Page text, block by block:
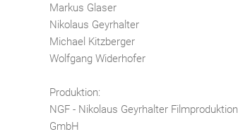
Markus Glaser
Nikolaus Geyrhalter
Michael Kitzberger
Wolfgang Widerhofer
Produktion:
NGF - Nikolaus Geyrhalter Filmproduktion
GmbH